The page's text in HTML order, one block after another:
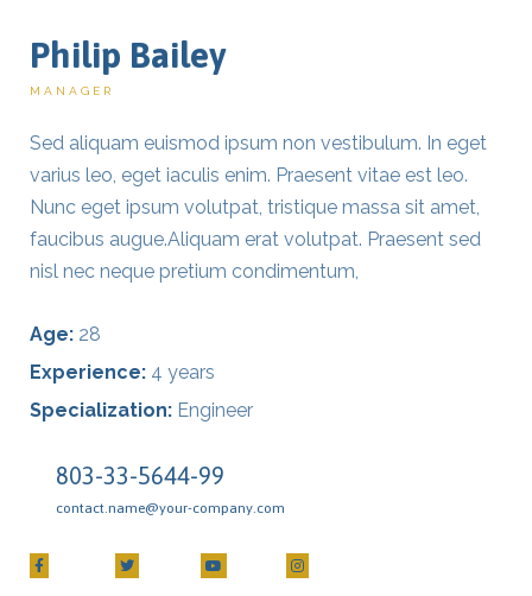
Philip Bailey
MANAGER
Sed aliquam euismod ipsum non vestibulum. In eget
varius leo, eget iaculis enim. Praesent vitae est leo.
Nunc eget ipsum volutpat, tristique massa sit amet,
faucibus augue.Aliquam erat volutpat. Praesent sed
nisl nec neque pretium condimentum,
Age: 28
Experience: 4 years
Specialization: Engineer
803-33-5644-99
contact.name@your-company.com